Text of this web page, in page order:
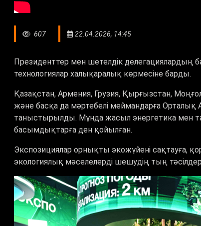
607 22.04.2026, 14:45
Президенттер мен шетелдік
технологиялар халықаралық көрмесіне барды.
Қазақстан, Армения, Грузия, Қырғызстан,
және басқа да мәртебелі меймандарға
таныстырылды. Мұнда жасыл энергетика мен
басымдықтарға ден қойылған.
Экспозициялар орнықты экожүйені сақтауға,
экологиялық мәселелерді шешудің тың